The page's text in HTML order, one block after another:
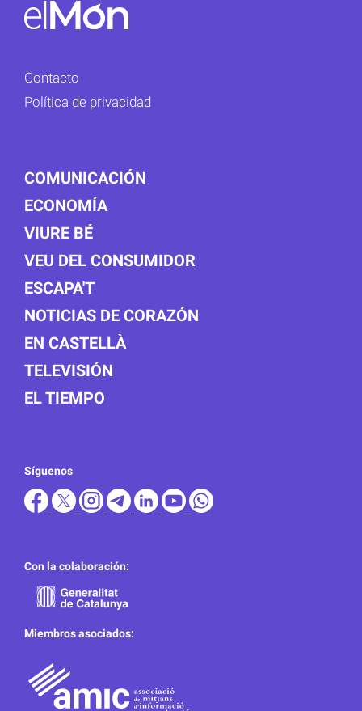
Contacto
Política de privacidad
COMUNICACIÓN
ECONOMÍA
VIURE BÉ
VEU DEL CONSUMIDOR
ESCAPA'T
NOTICIAS DE CORAZÓN
EN CASTELLÀ
TELEVISIÓN
EL TIEMPO
Síguenos
Con la colaboración:
Miembros asociados: